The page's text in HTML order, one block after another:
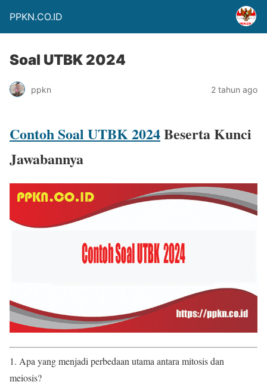
PPKN.CO.ID
Soal UTBK 2024
ppkn 2 tahun ago
Contoh Soal UTBK 2024Beserta Kunci
Jawabannya
1. Apa yang menjadi perbedaan utama antara mitosis dan
meiosis?